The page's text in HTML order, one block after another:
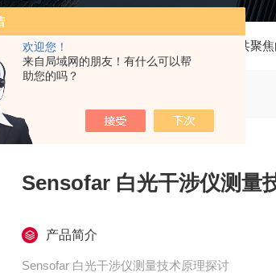
欢迎您！
来自局域网的朋友！有什么可以帮
助您的吗？
产品中心 SENSOFAR共聚
Sensofar 白光干涉仪测量
产品简介
Sensofar 白光干涉仪测量技术原理探讨​